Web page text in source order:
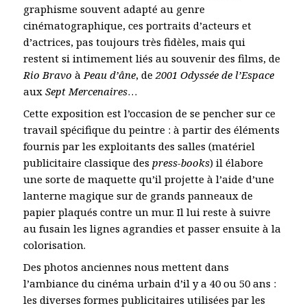
graphisme souvent adapté au genre
cinématographique, ces portraits d’acteurs et
d’actrices, pas toujours très fidèles, mais qui
restent si intimement liés au souvenir des films, de
Rio Bravo à Peau d’âne, de2001 Odyssée de l’Espace
auxSept Mercenaires…
Cette exposition est l’occasion de se pencher sur ce
travail spécifique du peintre : à partir des éléments
fournis par les exploitants des salles (matériel
publicitaire classique des press-books) il élabore
une sorte de maquette qu’il projette à l’aide d’une
lanterne magique sur de grands panneaux de
papier plaqués contre un mur. Il lui reste à suivre
au fusain les lignes agrandies et passer ensuite à la
colorisation.
Des photos anciennes nous mettent dans
l’ambiance du cinéma urbain d’il y a 40 ou 50 ans :
les diverses formes publicitaires utilisées par les